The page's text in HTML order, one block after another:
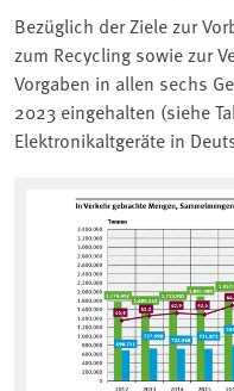
Bezüglich der Ziele zur
zum Recycling sowie zur
Vorgaben in allen sechs
2023 eingehalten (siehe
Elektronikaltgeräte in